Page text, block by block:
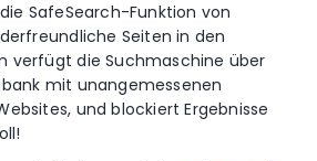
SafeSearch-Funktion von
Seiten in den
verfügt die Suchmaschine über
mit unangemessenen
und blockiert Ergebnisse